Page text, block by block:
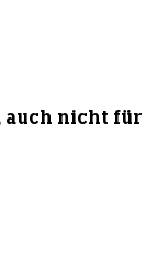
auch nicht für